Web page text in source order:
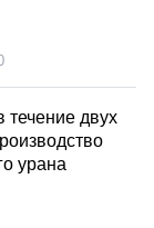
течение двух
урана